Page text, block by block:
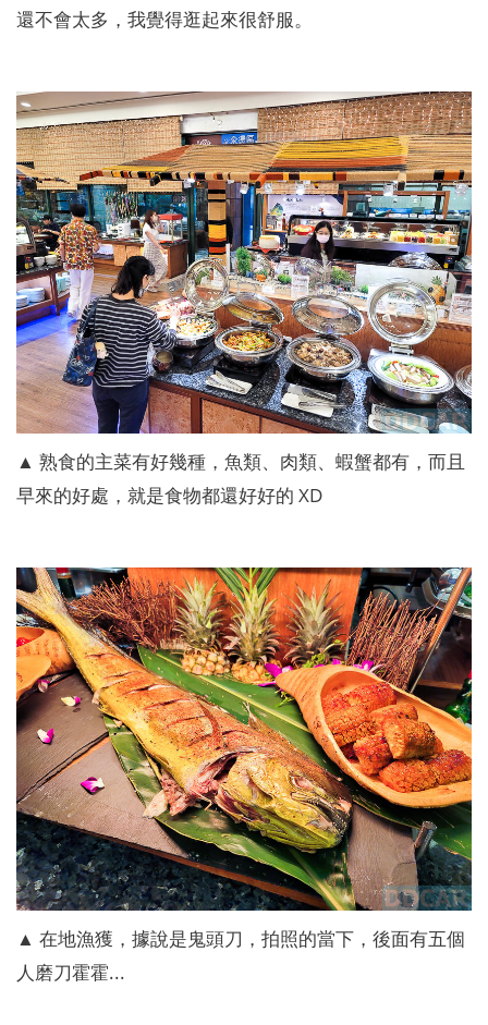
還不會太多，我覺得逛起來很舒服。
▲ 熟食的主菜有好幾種，魚類、肉類、蝦蟹都有，而且
早來的好處，就是食物都還好好的 XD
▲ 在地漁獲，據說是鬼頭刀，拍照的當下，後面有五個
人磨刀霍霍...